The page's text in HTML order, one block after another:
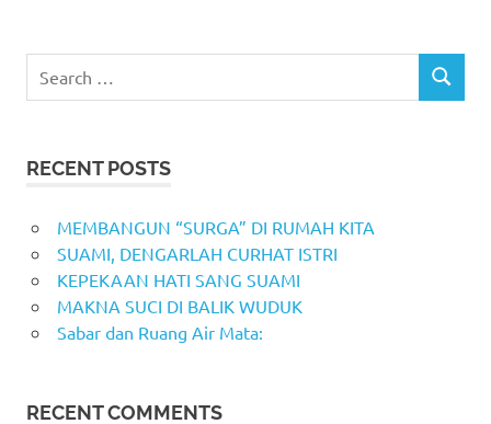
SEARCH
RECENT POSTS
MEMBANGUN “SURGA” DI RUMAH KITA
SUAMI, DENGARLAH CURHAT ISTRI
KEPEKAAN HATI SANG SUAMI
MAKNA SUCI DI BALIK WUDUK
Sabar dan Ruang Air Mata:
RECENT COMMENTS